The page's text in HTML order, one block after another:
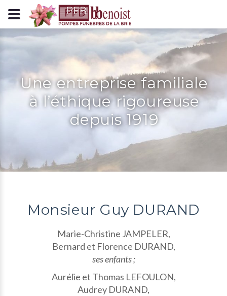
Panneau de gestion des cookies
Une entreprise familiale
à l’éthique rigoureuse
depuis 1919
Monsieur Guy DURAND
Marie-Christine JAMPELER,
Bernard et Florence DURAND,
ses enfants ;
Aurélie et Thomas LEFOULON,
Audrey DURAND,